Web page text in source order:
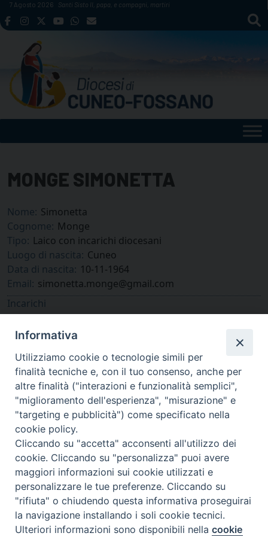
Skip
to
7 Agosto 2026 Santi Sisto II, papa, e compagni, martiri
MONGE SIMONETTA
Nome: Simonetta
Cognome: Monge
Tipo: Laico con incarichi diocesani
Luogo di nascita: Cuneo
Data di nascita: 10-11-1964
Email: simonetta.monge@gmail.com
Incarichi
Collaboratore Istituto diocesano di musica sacra
via Amedeo Rossi, 28 - 12100 Cuneo
segreteriagenerale@diocesicuneofossano.it
c.f. 96017380047
Preferenze Cookie
Informativa
Utilizziamo cookie o tecnologie simili per
finalità tecniche e, con il tuo consenso, anche per
altre finalità ("interazioni e funzionalità semplici",
"miglioramento dell'esperienza", "misurazione" e
"targeting e pubblicità") come specificato nella
cookie policy.
Cliccando su "accetta" acconsenti all'utilizzo dei
cookie. Cliccando su "personalizza" puoi avere
maggiori informazioni sui cookie utilizzati e
personalizzare le tue preferenze. Cliccando su
"rifiuta" o chiudendo questa informativa proseguirai
la navigazione installando i soli cookie tecnici.
Ulteriori informazioni sono disponibili nellacookie